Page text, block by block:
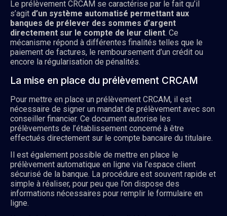
Le prélèvement CRCAM se caractérise par le fait qu’il
s’agit d’un système automatisé permettant aux
banques de prélever des sommes d’argent
directement sur le compte de leur client. Ce
mécanisme répond à différentes finalités telles que le
paiement de factures, le remboursement d’un crédit ou
encore la régularisation de pénalités.
La mise en place du prélèvement CRCAM
Pour mettre en place un prélèvement CRCAM, il est
nécessaire de signer un mandat de prélèvement avec son
conseiller financier. Ce document autorise les
prélèvements de l’établissement concerné à être
effectués directement sur le compte bancaire du titulaire.
Il est également possible de mettre en place le
prélèvement automatique en ligne via l’espace client
sécurisé de la banque. La procédure est souvent rapide et
simple à réaliser, pour peu que l’on dispose des
informations nécessaires pour remplir le formulaire en
ligne.